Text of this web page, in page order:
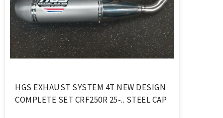
HGS EXHAUST SYSTEM 4T NEW DESIGN
COMPLETE SET CRF250R 25-.. STEEL CAP